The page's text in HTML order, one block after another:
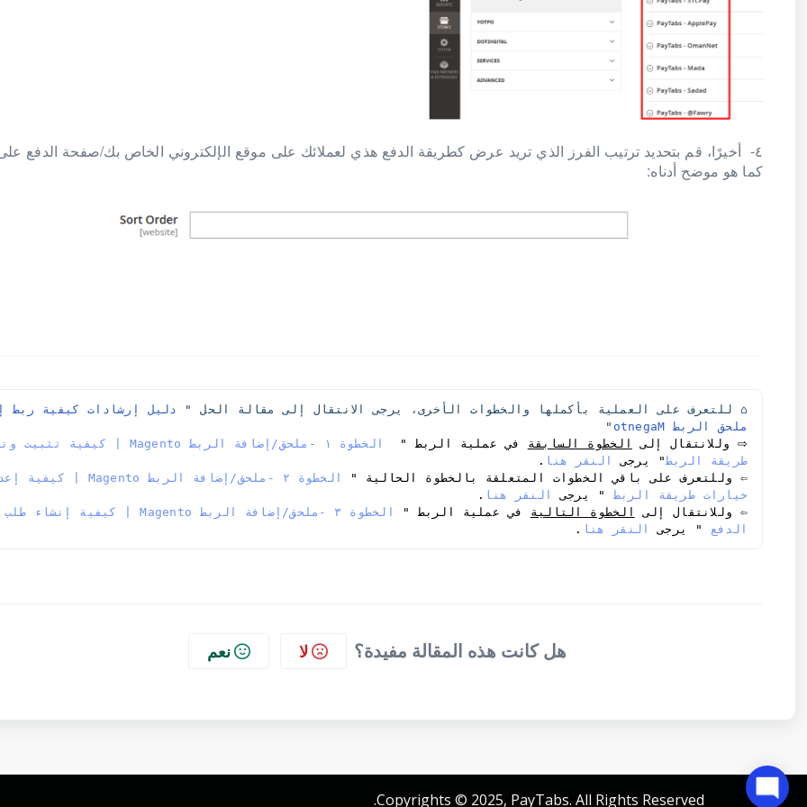
٤- أخيرًا، قم بتحديد ترتيب الفرز الذي تريد عرض كطريقة الدفع هذي لعملائك على موقع الإلكتروني الخاص بك/صفحة الدفع
كما هو موضح أدناه:
⌂ للتعرف على العملية بأكملها والخطوات الأخرى، يرجى الانتقال إلى مقالة الحل "
دليل إرشادات كيفية ربط
ملحق الربط Magento "
⇨ وللانتقال إلى الخطوة السابقة في عملية الربط "
طريقة الربط " يرجى النقر هنا .
⇦ وللتعرف على باقي الخطوات المتعلقة بالخطوة الحالية "
خيارات طريقة الربط
" يرجى النقر هنا .
⇦ وللانتقال إلى
الخطوة التالية في عملية الربط "
الدفع " يرجى النقر هنا .
هل كانت هذه المقالة مفيدة؟ لا نعم
Copyrights © 2025, PayTabs. All Rights Reserved.